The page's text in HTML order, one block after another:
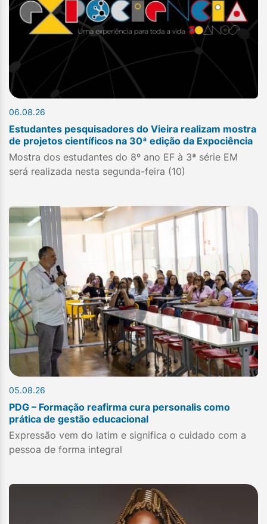
06.08.26
Estudantes pesquisadores do Vieira realizam mostra
de projetos científicos na 30ª edição da Expociência
Mostra dos estudantes do 8º ano EF à 3ª série EM
será realizada nesta segunda-feira (10)
05.08.26
PDG – Formação reafirma cura personalis como
prática de gestão educacional
Expressão vem do latim e significa o cuidado com a
pessoa de forma integral